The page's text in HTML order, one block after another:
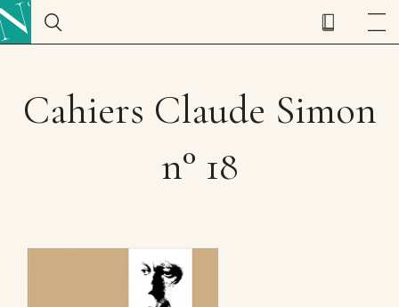
Cahiers Claude Simon
n° 18